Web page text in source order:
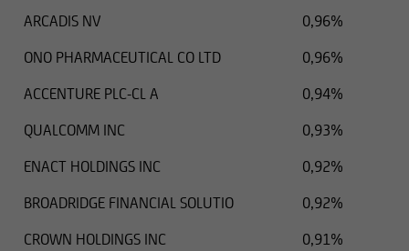
ARCADIS NV
0,96%
ONO PHARMACEUTICAL CO LTD
0,96%
ACCENTURE PLC-CL A
0,94%
QUALCOMM INC
0,93%
ENACT HOLDINGS INC
0,92%
BROADRIDGE FINANCIAL SOLUTIO
0,92%
CROWN HOLDINGS INC
0,91%